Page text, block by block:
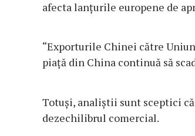
afecta lanţurile europene de
“Exporturile Chinei către
piaţă din China continuă să
Totuşi, analiştii sunt sceptici
dezechilibrul comercial.